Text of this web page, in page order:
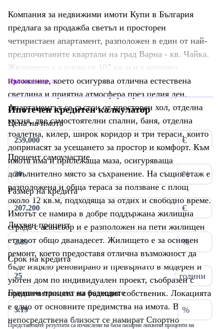
Компания за недвижими имоти Купи в България
предлага за продажба светъл и просторен
четиристаен апартамент, разположен в един от най-
предпочитаните квартали на град Варна - кв. Чайка.
Жилището е с площ от 107 кв.м и с източно
изложение, което осигурява отлична естествена
светлина и приятна атмосфера през целия ден.
Апартаментът се състои от просторен хол, отделна
кухня, две самостоятелни спални, баня, отделна
тоалетна, килер, широк коридор и три тераси, които
допринасят за усещането за простор и комфорт. Към
имота има и прилежаща маза, осигуряваща
допълнително място за съхранение. На същия етаж е
разположена и обща тераса за ползване с площ
около 12 кв.м, подходяща за отдих и свободно време.
Имотът се намира в добре поддържана жилищна
сграда с асансьор и е разположен на пети жилищен
етаж от общо дванадесет. Жилището е за основен
ремонт, което предоставя отлична възможност да
бъде изцяло реновирано и превърнато в модерен и
уютен дом по индивидуален проект, съобразен с
предпочитанията на бъдещия собственик. Локацията
е едно от основните предимства на имота. В
непосредствена близост се намират Спортно
Прочети още
Ипотечен кредитен калкулатор
Цена на имота
€
Процент самоучастие
%
Размер на кредита
€
Лихвен процент
%
Срок на кредита
години
Годишен процент на разходите
%
Представените резултати са изчислени на база пазарни лихвени проценти на